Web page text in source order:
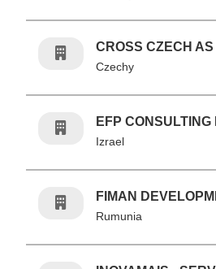
CROSS CZECH AS
Czechy
EFP CONSULTING
Izrael
FIMAN
Rumunia